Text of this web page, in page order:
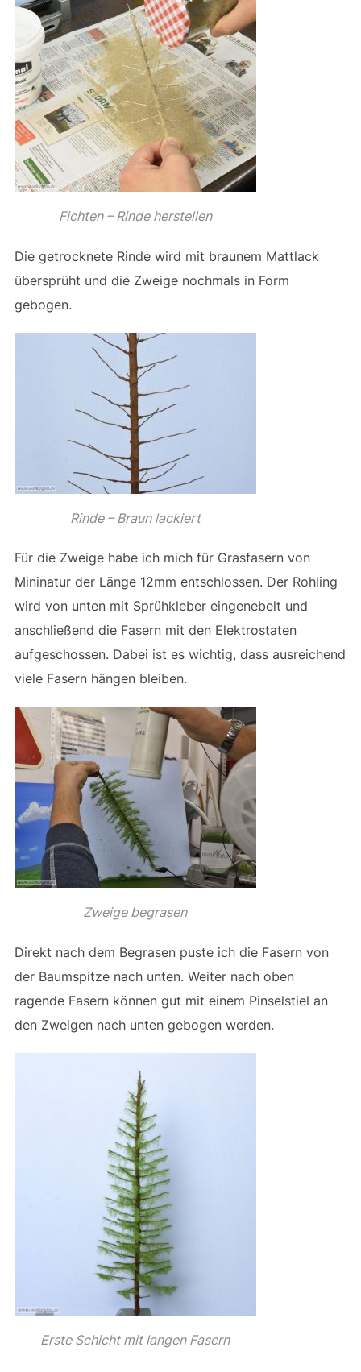
Fichten – Rinde herstellen
Die getrocknete Rinde wird mit braunem Mattlack
übersprüht und die Zweige nochmals in Form
gebogen.
Rinde – Braun lackiert
Für die Zweige habe ich mich für Grasfasern von
Mininatur der Länge 12mm entschlossen. Der Rohling
wird von unten mit Sprühkleber eingenebelt und
anschließend die Fasern mit den Elektrostaten
aufgeschossen. Dabei ist es wichtig, dass ausreichend
viele Fasern hängen bleiben.
Zweige begrasen
Direkt nach dem Begrasen puste ich die Fasern von
der Baumspitze nach unten. Weiter nach oben
ragende Fasern können gut mit einem Pinselstiel an
den Zweigen nach unten gebogen werden.
Erste Schicht mit langen Fasern